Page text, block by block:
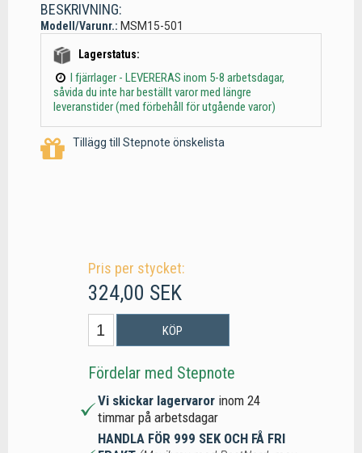
BESKRIVNING:
Modell/Varunr.: MSM15-501
Lagerstatus:
I fjärrlager - LEVERERAS inom 5-8 arbetsdagar,
såvida du inte har beställt varor med längre
leveranstider (med förbehåll för utgående varor)
Tillägg till Stepnote önskelista
Pris per stycket:
324,00 SEK
KÖP
Fördelar med Stepnote
Vi skickar lagervaror inom 24
timmar på arbetsdagar
HANDLA FÖR 999 SEK OCH FÅ FRI